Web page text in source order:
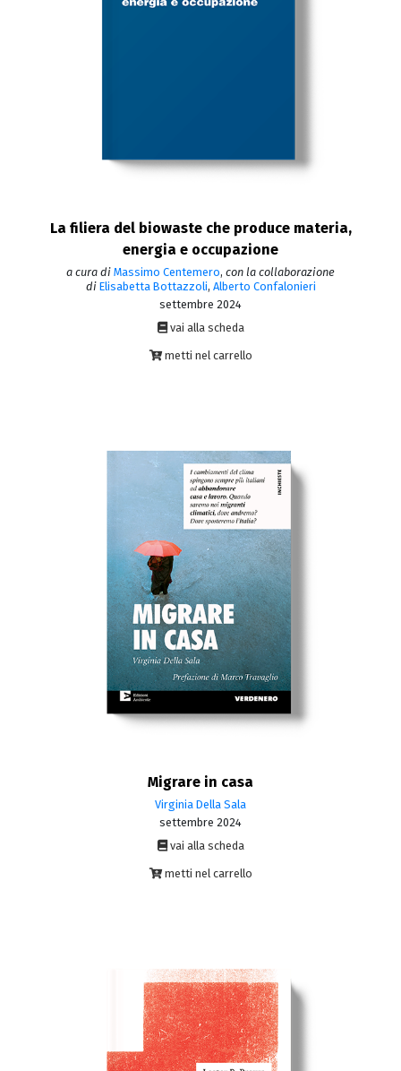
La filiera del biowaste che produce materia,
energia e occupazione
a cura di Massimo Centemero, con la collaborazione
di Elisabetta Bottazzoli, Alberto Confalonieri
settembre 2024
vai alla scheda
metti nel carrello
Migrare in casa
Virginia Della Sala
settembre 2024
vai alla scheda
metti nel carrello